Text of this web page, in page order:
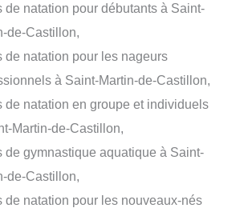
de natation pour débutants à Saint-
de-Castillon,
de natation pour les nageurs
à Saint-Martin-de-Castillon,
de natation en groupe et individuels
Martin-de-Castillon,
de gymnastique aquatique à Saint-
de-Castillon,
de natation pour les nouveaux-nés